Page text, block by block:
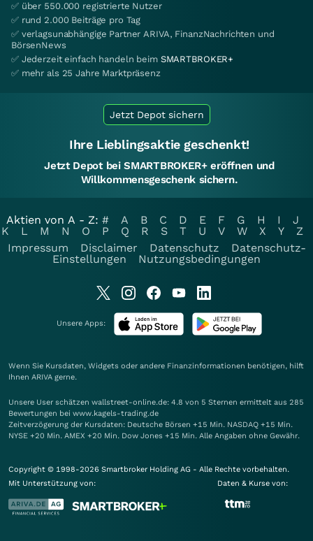
✅ über 550.000 registrierte Nutzer
✅ rund 2.000 Beiträge pro Tag
✅ verlagsunabhängige Partner ARIVA, FinanzNachrichten und
BörsenNews
✅ Jederzeit einfach handeln beim SMARTBROKER+
✅ mehr als 25 Jahre Marktpräsenz
Jetzt Depot sichern
Ihre Lieblingsaktie geschenkt!
Jetzt Depot bei SMARTBROKER+ eröffnen und
Willkommensgeschenk sichern.
Aktien von A - Z: # A B C D E F G H I
J
K
L M N O P Q R S T U V W X Y
Z
Impressum
Disclaimer Datenschutz
Datenschutz-
Einstellungen
Nutzungsbedingungen
Unsere Apps:
Wenn Sie Kursdaten, Widgets oder andere Finanzinformationen benötigen, hilft
Ihnen ARIVA gerne.
Unsere User schätzen wallstreet-online.de: 4.8 von 5 Sternen ermittelt aus 285
Bewertungen bei www.kagels-trading.de
Zeitverzögerung der Kursdaten: Deutsche Börsen +15 Min. NASDAQ +15 Min.
NYSE +20 Min. AMEX +20 Min. Dow Jones +15 Min. Alle Angaben ohne Gewähr.
Copyright © 1998-2026 Smartbroker Holding AG - Alle Rechte vorbehalten.
Mit Unterstützung von:
Daten & Kurse von: